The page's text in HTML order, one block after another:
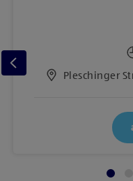
Pleschinger